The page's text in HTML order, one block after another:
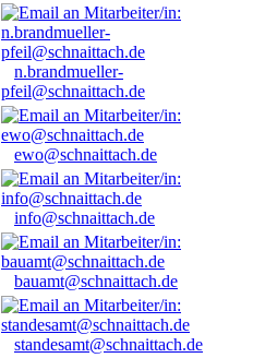
n.brandmueller-
pfeil@schnaittach.de
ewo@schnaittach.de
info@schnaittach.de
bauamt@schnaittach.de
standesamt@schnaittach.de